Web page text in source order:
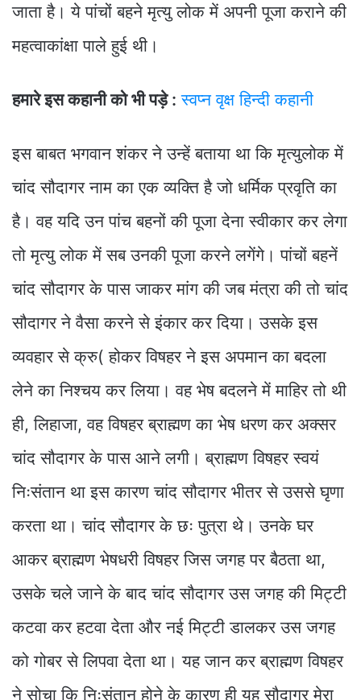
जाता है। ये पांचों बहने मृत्यु लोक में अपनी पूजा कराने की
महत्वाकांक्षा पाले हुई थी।
हमारे इस कहानी को भी पड़े : स्वप्न वृक्ष हिन्दी कहानी
इस बाबत भगवान शंकर ने उन्हें बताया था कि मृत्युलोक में
चांद सौदागर नाम का एक व्यक्ति है जो धर्मिक प्रवृति का
है। वह यदि उन पांच बहनों की पूजा देना स्वीकार कर लेगा
तो मृत्यु लोक में सब उनकी पूजा करने लगेंगे। पांचों बहनें
चांद सौदागर के पास जाकर मांग की जब मंत्रा की तो चांद
सौदागर ने वैसा करने से इंकार कर दिया। उसके इस
व्यवहार से क्रु( होकर विषहर ने इस अपमान का बदला
लेने का निश्चय कर लिया। वह भेष बदलने में माहिर तो थी
ही, लिहाजा, वह विषहर ब्राह्मण का भेष धरण कर अक्सर
चांद सौदागर के पास आने लगी। ब्राह्मण विषहर स्वयं
निःसंतान था इस कारण चांद सौदागर भीतर से उससे घृणा
करता था। चांद सौदागर के छः पुत्रा थे। उनके घर
आकर ब्राह्मण भेषधरी विषहर जिस जगह पर बैठता था,
उसके चले जाने के बाद चांद सौदागर उस जगह की मिट्टी
कटवा कर हटवा देता और नई मिट्टी डालकर उस जगह
को गोबर से लिपवा देता था। यह जान कर ब्राह्मण विषहर
ने सोचा कि निःसंतान होने के कारण ही यह सौदागर मेरा